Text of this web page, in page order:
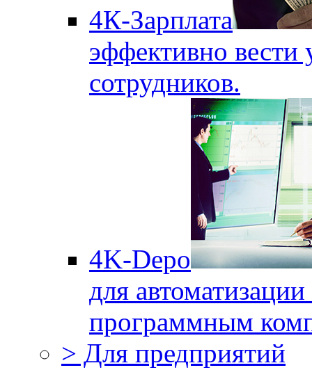
4К-Зарплата
эффективно вести
сотрудников.
4K-Depo
для
программным
> Для предприятий